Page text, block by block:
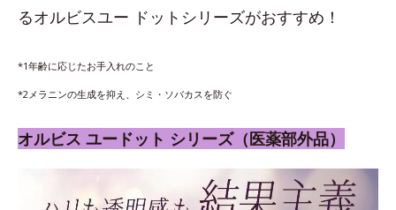
るオルビスユー ドットシリーズがおすすめ！
*1年齢に応じたお手入れのこと
*2メラニンの生成を抑え、シミ・ソバカスを防ぐ
オルビス ユードット シリーズ（医薬部外品）